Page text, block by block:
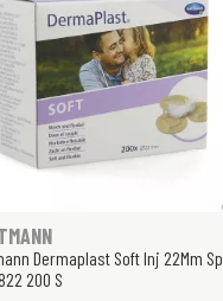
Dermaplast Soft Inj 22Mm Sp
200 S